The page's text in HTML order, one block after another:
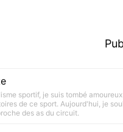
sportif, je suis tombé
de ce sport. Aujourd'hui, je
des as du circuit.